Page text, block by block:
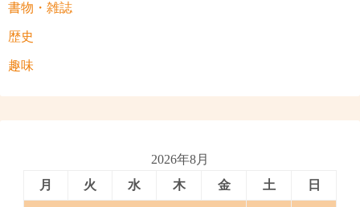
書物・雑誌
歴史
趣味
2026年8月
月
火 水 木 金 土 日